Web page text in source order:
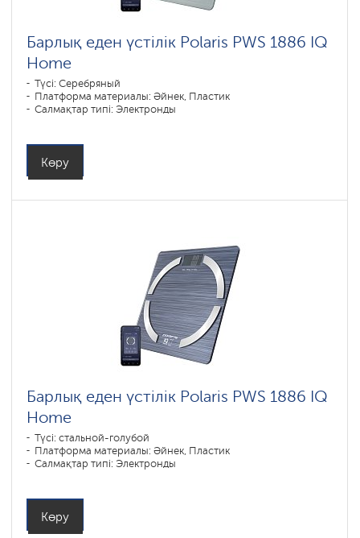
Барлық еден үстілік Polaris PWS 1886 IQ
Home
Түсі: Серебряный
Платформа материалы: Әйнек, Пластик
Салмақтар типі: Электронды
Көру
Барлық еден үстілік Polaris PWS 1886 IQ
Home
Түсі: cтальной-голубой
Платформа материалы: Әйнек, Пластик
Салмақтар типі: Электронды
Көру